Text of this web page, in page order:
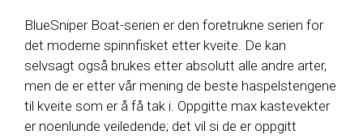
BlueSniper Boat-serien er den foretrukne serien for
det moderne spinnfisket etter kveite. De kan
selvsagt også brukes etter absolutt alle andre arter,
men de er etter vår mening de beste haspelstengene
til kveite som er å få tak i. Oppgitte max kastevekter
er noenlunde veiledende; det vil si de er oppgitt